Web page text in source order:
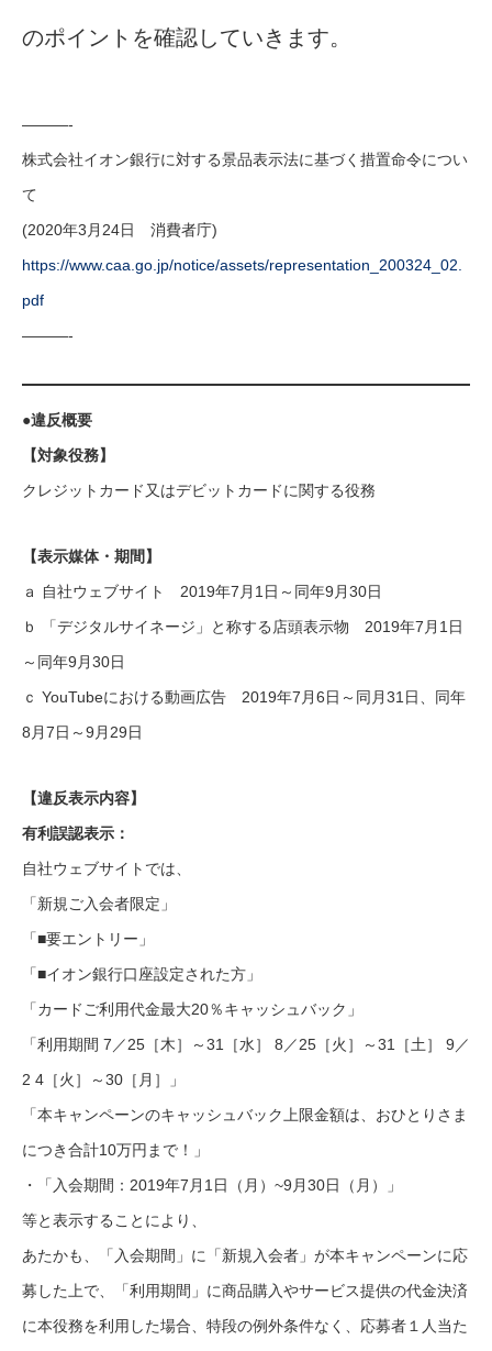
のポイントを確認していきます。
———-
株式会社イオン銀行に対する景品表示法に基づく措置命令につい
て
(2020年3月24日 消費者庁)
https://www.caa.go.jp/notice/assets/representation_200324_02.
pdf
———-
●違反概要
【対象役務】
クレジットカード又はデビットカードに関する役務
【表示媒体・期間】
ａ 自社ウェブサイト 2019年7月1日～同年9月30日
ｂ 「デジタルサイネージ」と称する店頭表示物 2019年7月1日
～同年9月30日
ｃ YouTubeにおける動画広告 2019年7月6日～同月31日、同年
8月7日～9月29日
【違反表示内容】
有利誤認表示：
自社ウェブサイトでは、
「新規ご入会者限定」
「■要エントリー」
「■イオン銀行口座設定された方」
「カードご利用代金最大20％キャッシュバック」
「利用期間 7／25［木］～31［水］ 8／25［火］～31［土］ 9／
2 4［火］～30［月］」
「本キャンペーンのキャッシュバック上限金額は、おひとりさま
につき合計10万円まで！」
・「入会期間：2019年7月1日（月）~9月30日（月）」
等と表示することにより、
あたかも、「入会期間」に「新規入会者」が本キャンペーンに応
募した上で、「利用期間」に商品購入やサービス提供の代金決済
に本役務を利用した場合、特段の例外条件なく、応募者１人当た